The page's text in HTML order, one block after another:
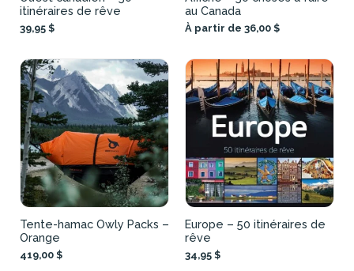
itinéraires de rêve
39,95 $
au Canada
À partir de 36,00 $
Tente-hamac Owly Packs –
Orange
419,00 $
Europe – 50 itinéraires de
rêve
34,95 $